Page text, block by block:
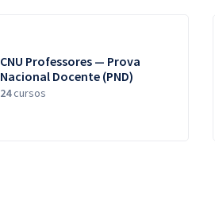
CNU Professores — Prova
Nacional Docente (PND)
24cursos